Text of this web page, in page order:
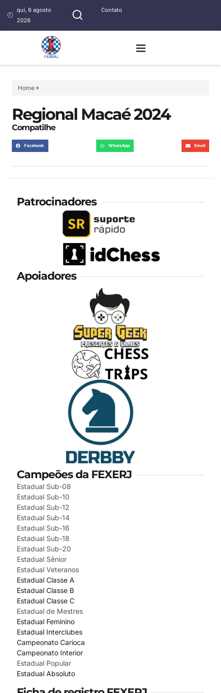
qui, 6 agosto
2026
Contato
Home
Regional Macaé 2024
Compatilhe
Facebook WhatsApp Email
Patrocinadores
Apoiadores
Campeões da FEXERJ
Estadual Sub-08
Estadual Sub-10
Estadual Sub-12
Estadual Sub-14
Estadual Sub-16
Estadual Sub-18
Estadual Sub-20
Estadual Sênior
Estadual Veteranos
Estadual Classe A
Estadual Classe B
Estadual Classe C
Estadual de Mestres
Estadual Feminino
Estadual Interclubes
Campeonato Carioca
Campeonato Interior
Estadual Popular
Estadual Absoluto